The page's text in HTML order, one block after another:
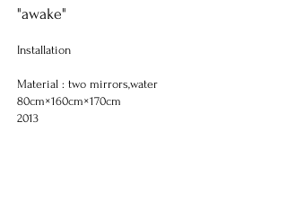
"awake"
Installation
Material : two mirrors,water
80cm×160cm×170cm
2013